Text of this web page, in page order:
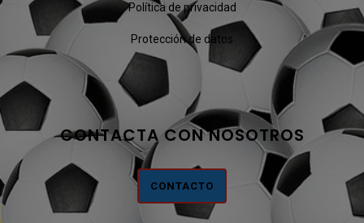
Política de privacidad
Protección de datos
CONTACTA CON NOSOTROS
CONTACTO